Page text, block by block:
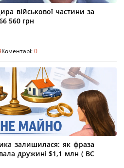
військової частини за
560 грн
Коментарі:0
залишилася: як фраза
дружині $1,1 млн ( ВС